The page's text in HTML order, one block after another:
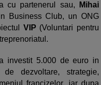
cu partenerul sau,
Mihai
Business Club, un ONG
VIP (Voluntari pentru
investit 5.000 de euro in
dezvoltare, strategie,